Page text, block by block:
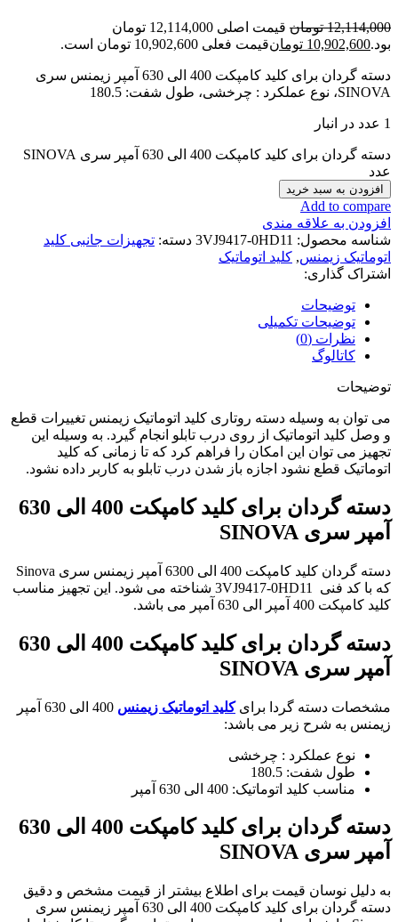
12,114,000 تومان
قیمت اصلی 12,114,000 تومان
بود.10,902,600 تومانقیمت فعلی 10,902,600 تومان است.
دسته گردان برای کلید کامپکت 400 الی 630 آمپر زیمنس سری
SINOVA، نوع عملکرد : چرخشی، طول شفت: 180.5
1 عدد در انبار
دسته گردان برای کلید کامپکت 400 الی 630 آمپر سری SINOVA
عدد
افزودن به سبد خرید
Add to compare
افزودن به علاقه مندی
شناسه محصول: 3VJ9417-0HD11 دسته: تجهیزات جانبی کلید
اتوماتیک زیمنس, کلید اتوماتیک
اشتراک گذاری:
توضیحات
توضیحات تکمیلی
نظرات (0)
کاتالوگ
توضیحات
می توان به وسیله دسته روتاری کلید اتوماتیک زیمنس تغییرات قطع
و وصل کلید اتوماتیک از روی درب تابلو انجام گیرد. به وسیله این
تجهیز می توان این امکان را فراهم کرد که تا زمانی که کلید
اتوماتیک قطع نشود اجازه باز شدن درب تابلو به کاربر داده نشود.
دسته گردان برای کلید کامپکت 400 الی 630
آمپر سری SINOVA
دسته گردان کلید کامپکت 400 الی 6300 آمپر زیمنس سری Sinova
که با کد فنی
3VJ9417-0HD11 شناخته می شود. این تجهیز مناسب
کلید کامپکت 400 آمپر الی 630 آمپر می باشد.
دسته گردان برای کلید کامپکت 400 الی 630
آمپر سری SINOVA
مشخصات دسته گردا برایکلید اتوماتیک زیمنس
400 الی 630 آمپر
زیمنس به شرح زیر می باشد:
نوع عملکرد : چرخشی
طول شفت: 180.5
مناسب کلید اتوماتیک: 400 الی 630 آمپر
دسته گردان برای کلید کامپکت 400 الی 630
آمپر سری SINOVA
به دلیل نوسان قیمت برای اطلاع بیشتر از قیمت مشخص و دقیق
دسته گردان برای کلید کامپکت 400 الی 630 آمپر زیمنس سری